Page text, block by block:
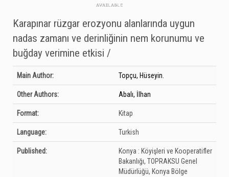
Karapınar rüzgar erozyonu alanlarında uygun
nadas zamanı ve derinliğinin nem korunumu ve
buğday verimine etkisi /
Bibliographic Details
Main Author: Topçu, Hüseyin.
Other Authors: Abalı, İlhan
Format: Kitap
Language: Turkish
Published: Konya : Köyişleri ve Kooperatifler
Bakanlığı, TOPRAKSU Genel
Müdürlüğü, Konya Bölge